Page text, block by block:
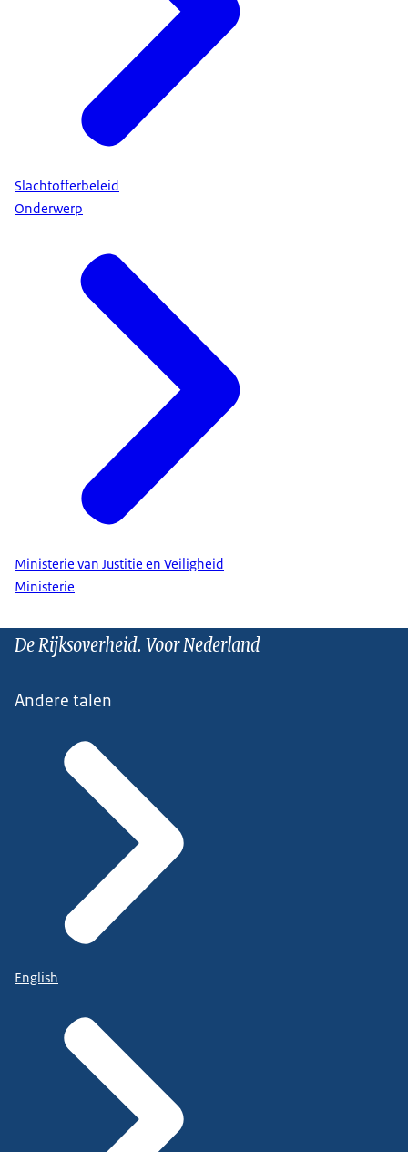
Slachtofferbeleid
Onderwerp
Ministerie van Justitie en Veiligheid
Ministerie
De Rijksoverheid. Voor Nederland
Andere talen
English